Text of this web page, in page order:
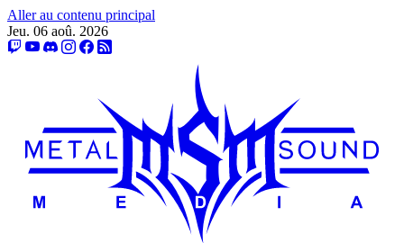
Aller au contenu principal
Jeu. 06 aoû. 2026